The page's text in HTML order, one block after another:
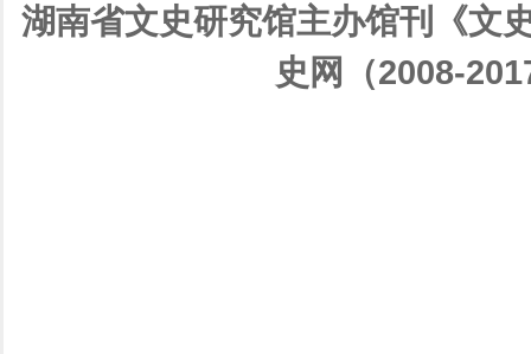
湖南省文史研究馆主办馆刊《文
史网（2008-